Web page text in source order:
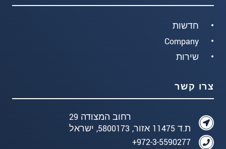
חדשות
Company
שירות
צרו קשר
רחוב המצודה 29
ת.ד 11475 אזור, 5800173, ישראל
972-3-5590277+